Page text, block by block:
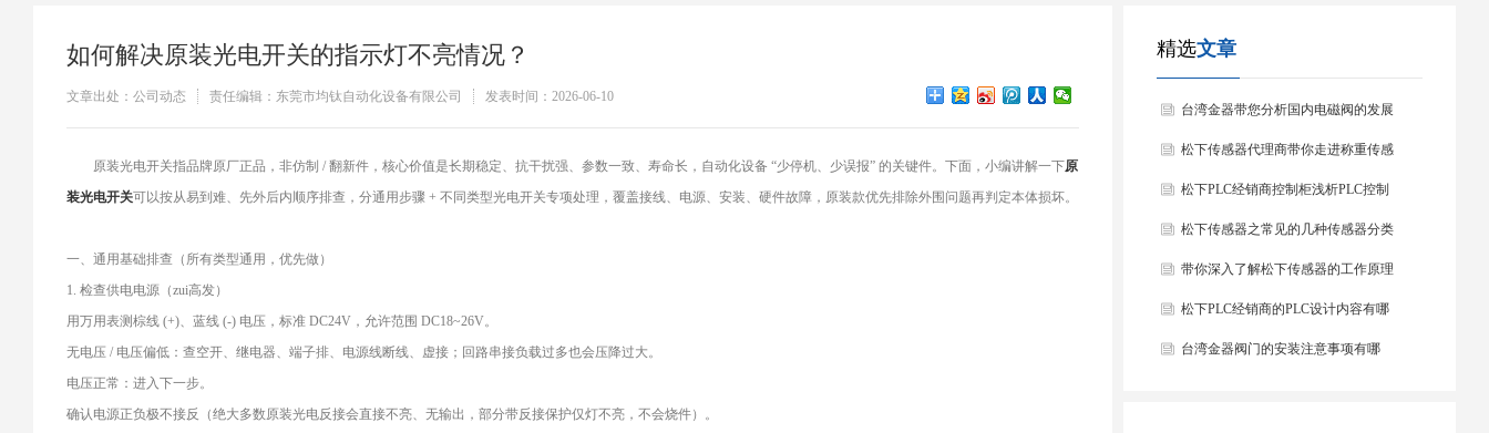
如何解决原装光电开关的指示灯不亮情况？
文章出处：公司动态 责任编辑：东莞市均钛自动化设备有限公司 发表时间：2026-06-10
​原装光电开关指品牌原厂正品，非仿制 / 翻新件，核心价值是长期稳定、抗干扰强、参数一致、寿命长，自动化设备 “少停机、少误报” 的关键件。下面，小编讲解一下原
装光电开关可以按从易到难、先外后内顺序排查，分通用步骤 + 不同类型光电开关专项处理，覆盖接线、电源、安装、硬件故障，原装款优先排除外围问题再判定本体损坏。
一、通用基础排查（所有类型通用，优先做）
1. 检查供电电源（zui高发）
用万用表测棕线 (+)、蓝线 (-) 电压，标准 DC24V，允许范围 DC18~26V。
无电压 / 电压偏低：查空开、继电器、端子排、电源线断线、虚接；回路串接负载过多也会压降过大。
电压正常：进入下一步。
确认电源正负极不接反（绝大多数原装光电反接会直接不亮、无输出，部分带反接保护仅灯不亮，不会烧件）。
精选文章
台湾金器带您分析国内电磁阀的发展
情况
松下传感器代理商带你走进称重传感
器
松下PLC经销商控制柜浅析PLC控制
器的基本结构
松下传感器之常见的几种传感器分类
以及他们的特点
带你深入了解松下传感器的工作原理
以及分类
松下PLC经销商的PLC设计内容有哪
些？
台湾金器阀门的安装注意事项有哪